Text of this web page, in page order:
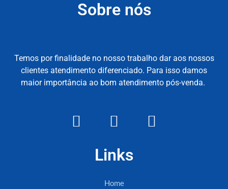
Sobre nós
Temos por finalidade no nosso trabalho dar aos nossos
clientes atendimento diferenciado. Para isso damos
maior importância ao bom atendimento pós-venda.
Links
Home